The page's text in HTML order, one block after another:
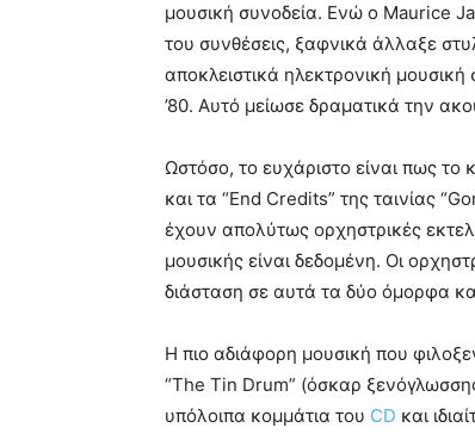
μουσική συνοδεία. Ενώ ο Μaurice
του συνθέσεις, ξαφνικά άλλαξε
αποκλειστικά ηλεκτρονική
’80. Αυτό μείωσε δραματικά την
Ωστόσο, το ευχάριστο είναι πως το
και τα “End Credits” της ταινίας
έχουν απολύτως ορχηστρικές
μουσικής είναι δεδομένη. Οι
διάσταση σε αυτά τα δύο όμορφα
Η πιο αδιάφορη μουσική που
“The Tin Drum” (όσκαρ
υπόλοιπα κομμάτια του CD και